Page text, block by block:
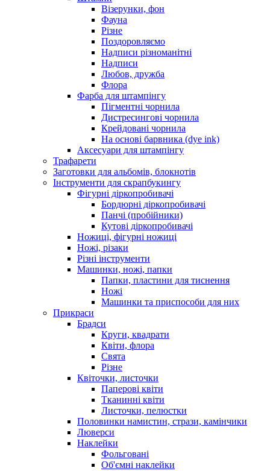
Візерунки, фон
Фауна
Різне
Поздоровляємо
Надписи різноманітні
Надписи
Любов, дружба
Флора
Фарба для штампінгу
Пігментні чорнила
Дистресингові чорнила
Крейдовані чорнила
На основі барвника (dye ink)
Аксесуари для штампінгу
Трафарети
Заготовки для альбомів, блокнотів
Інструменти для скрапбукингу
Фігурні діркопробивачі
Бордюрні діркопробивачі
Панчі (пробійники)
Кутові діркопробивачі
Ножиці, фігурні ножиці
Ножі, різаки
Різні інструменти
Машинки, ножі, папки
Папки, пластини для тиснення
Ножі
Машинки та приспособи для них
Прикраси
Брадси
Круги, квадрати
Квіти, флора
Свята
Різне
Квіточки, листочки
Паперові квіти
Тканинні квіти
Листочки, пелюстки
Половинки намистин, стрази, камінчики
Люверси
Наклейки
Фольговані
Об'ємні наклейки